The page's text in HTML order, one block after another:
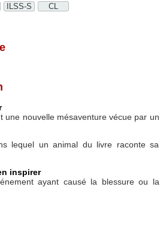
ILSS-S CL
une nouvelle mésaventure vécue par un
lequel un animal du livre raconte sa
inspirer
ayant causé la blessure ou la